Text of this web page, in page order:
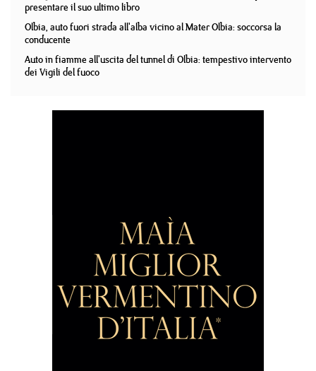
presentare il suo ultimo libro
Olbia, auto fuori strada all'alba vicino al Mater Olbia: soccorsa la
conducente
Auto in fiamme all'uscita del tunnel di Olbia: tempestivo intervento
dei Vigili del fuoco